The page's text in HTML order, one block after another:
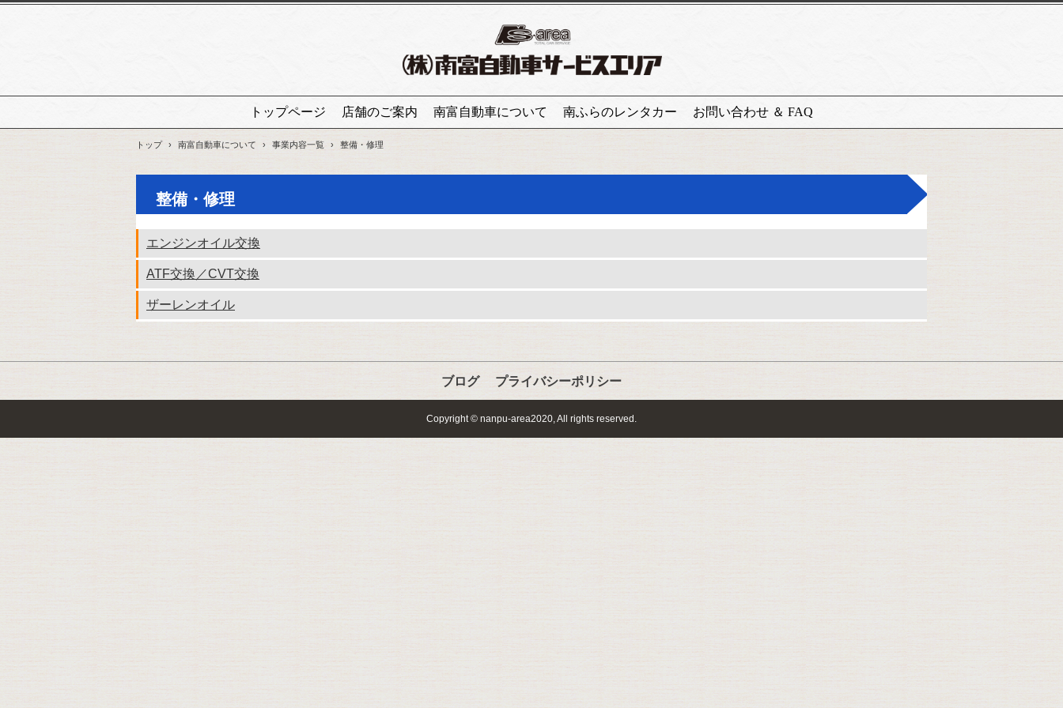
トップページ 店舗のご案内 南富自動車について 南ふらのレンタカー お問い合わせ ＆ FAQ
トップ › 南富自動車について › 事業内容一覧 › 整備・修理
整備・修理
エンジンオイル交換
ATF交換／CVT交換
ザーレンオイル
ブログ プライバシーポリシー
Copyright © nanpu-area2020, All rights reserved.